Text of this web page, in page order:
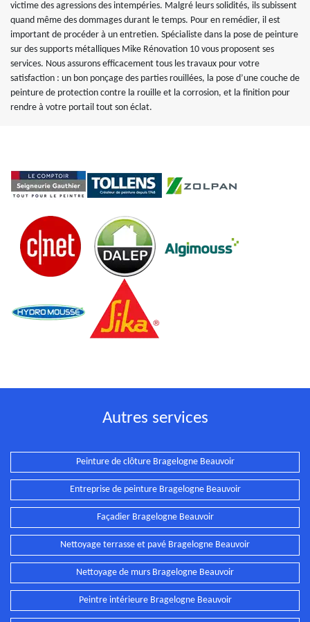
victime des agressions des intempéries. Malgré leurs solidités, ils subissent
quand même des dommages durant le temps. Pour en remédier, il est
important de procéder à un entretien. Spécialiste dans la pose de peinture
sur des supports métalliques Mike Rénovation 10 vous proposent ses
services. Nous assurons efficacement tous les travaux pour votre
satisfaction : un bon ponçage des parties rouillées, la pose d’une couche de
peinture de protection contre la rouille et la corrosion, et la finition pour
rendre à votre portail tout son éclat.
Autres services
Peinture de clôture Bragelogne Beauvoir
Entreprise de peinture Bragelogne Beauvoir
Façadier Bragelogne Beauvoir
Nettoyage terrasse et pavé Bragelogne Beauvoir
Nettoyage de murs Bragelogne Beauvoir
Peintre intérieure Bragelogne Beauvoir